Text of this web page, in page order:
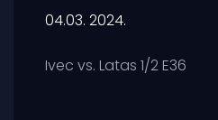
04.03. 2024.
Ivec vs. Latas 1/2 E36